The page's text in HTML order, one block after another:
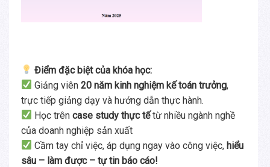
Điểm đặc biệt của khóa học:
Giảng viên20 năm kinh nghiệm kế toán trưởng,
trực tiếp giảng dạy và hướng dẫn thực hành.
Học trêncase study thực tếtừ nhiều ngành nghề
của doanh nghiệp sản xuất
Cầm tay chỉ việc, áp dụng ngay vào công việc, hiểu
sâu – làm được – tự tin báo cáo!